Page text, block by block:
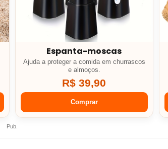
Espanta-moscas
Ajuda a proteger a comida em churrascos
e almoços.
R$ 39,90
Comprar
Pub.